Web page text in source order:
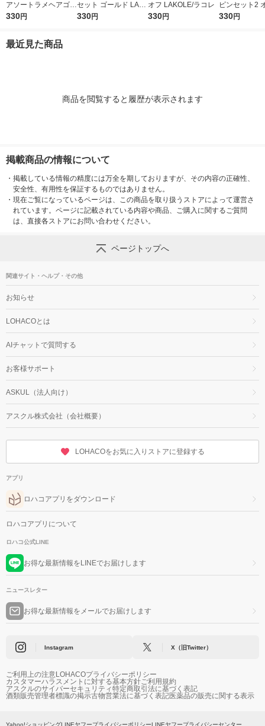
アソートラメヘアゴム
3点セット ネイビー
330円
セット ゴールド LAK
OLE/ラコレ
330円
オフ LAKOLE/ラコレ
330円
ピンセット2
OLE/ラコレ
330円
最近見た商品
商品を閲覧すると履歴が表示されます
掲載商品の情報について
・ 掲載している情報の精度には万全を期しておりますが、その内容の正確性、
安全性、有用性を保証するものではありません。
・ 現在ご覧になっているページは、この商品を取り扱うストアによって運営さ
れています。ページに記載されている内容や商品、ご購入に関するご質問
は、直接各ストアにお問い合わせください。
ページトップへ
関連サイト・ヘルプ・その他
お知らせ
LOHACOとは
AIチャットで質問する
お客様サポート
ASKUL（法人向け）
アスクル株式会社（会社概要）
LOHACOをお気に入りストアに登録する
アプリ
ロハコアプリをダウンロード
ロハコアプリについて
ロハコ公式LINE
お得な最新情報をLINEでお届けします
ニュースレター
お得な最新情報をメールでお届けします
Instagram X（旧Twitter）
ご利用上の注意LOHACOプライバシーポリシー
カスタマーハラスメントに対する基本方針ご利用規約
アスクルのサイバーセキュリティ特定商取引法に基づく表記
酒類販売管理者標識の掲示古物営業法に基づく表記医薬品の販売に関する表示